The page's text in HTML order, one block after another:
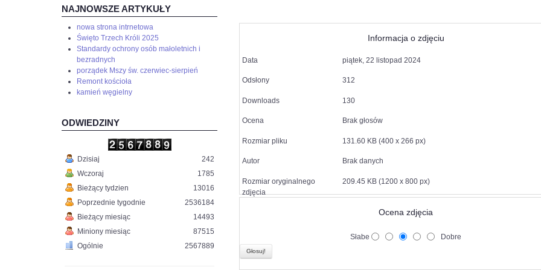
NAJNOWSZE ARTYKUŁY
nowa strona intrnetowa
Święto Trzech Króli 2025
Standardy ochrony osób małoletnich i
bezradnych
porządek Mszy św. czerwiec-sierpień
Remont kościoła
kamień węgielny
ODWIEDZINY
Dzisiaj
Wczoraj
Bieżący tydzien
Poprzednie tygodnie
Bieżący miesiąc
Miniony miesiąc
Ogólnie
242
1785
13016
2536184
14493
87515
2567889
Informacja o zdjęciu
Data piątek, 22 listopad 2024
Odsłony 312
Downloads 130
Ocena Brak głosów
Rozmiar pliku 131.60 KB (400 x 266 px)
Autor Brak danych
Rozmiar oryginalnego
zdjęcia
209.45 KB (1200 x 800 px)
Ocena zdjęcia
Słabe Dobre